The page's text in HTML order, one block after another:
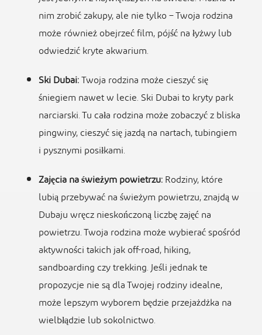
nim zrobić zakupy, ale nie tylko – Twoja rodzina
może również obejrzeć film, pójść na łyżwy lub
odwiedzić kryte akwarium.
Ski Dubai:Twoja rodzina może cieszyć się
śniegiem nawet w lecie. Ski Dubai to kryty park
narciarski. Tu cała rodzina może zobaczyć z bliska
pingwiny, cieszyć się jazdą na nartach, tubingiem
i pysznymi posiłkami.
Zajęcia na świeżym powietrzu:Rodziny, które
lubią przebywać na świeżym powietrzu, znajdą w
Dubaju wręcz nieskończoną liczbę zajęć na
powietrzu. Twoja rodzina może wybierać spośród
aktywności takich jak off-road, hiking,
sandboarding czy trekking. Jeśli jednak te
propozycje nie są dla Twojej rodziny idealne,
może lepszym wyborem będzie przejażdżka na
wielbłądzie lub sokolnictwo.